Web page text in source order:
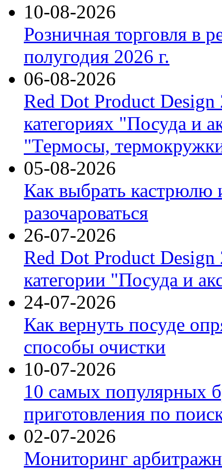
10-08-2026
Розничная торговля в
полугодия 2026 г.
06-08-2026
Red Dot Product Design
категориях "Посуда и
"Термосы,
05-08-2026
Как выбрать кастрюлю
разочароваться
26-07-2026
Red Dot Product Design
категории "Посуда и
24-07-2026
Как вернуть посуде
способы очистки
10-07-2026
10 самых популярных
приготовления по
02-07-2026
Мониторинг